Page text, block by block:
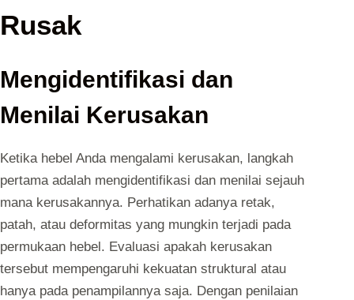
Rusak
Mengidentifikasi dan
Menilai Kerusakan
Ketika hebel Anda mengalami kerusakan, langkah
pertama adalah mengidentifikasi dan menilai sejauh
mana kerusakannya. Perhatikan adanya retak,
patah, atau deformitas yang mungkin terjadi pada
permukaan hebel. Evaluasi apakah kerusakan
tersebut mempengaruhi kekuatan struktural atau
hanya pada penampilannya saja. Dengan penilaian